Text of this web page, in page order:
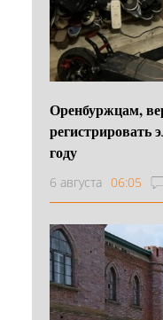
Оренбуржцам,
регистрировать
году
6 августа 06:05